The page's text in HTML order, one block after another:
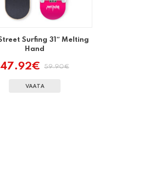
Surfing 31″ Melting
Hand
59.90€
Algne
oli:
47.92€
Praegune
on:
VAATA